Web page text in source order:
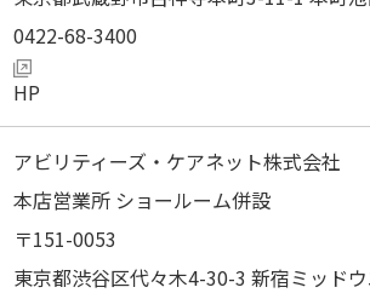
0422-68-3400
アビリティーズ・ケアネット株式会社
本店営業所 ショールーム併設
151-0053
東京都渋谷区代々木4-30-3 新宿ミッド